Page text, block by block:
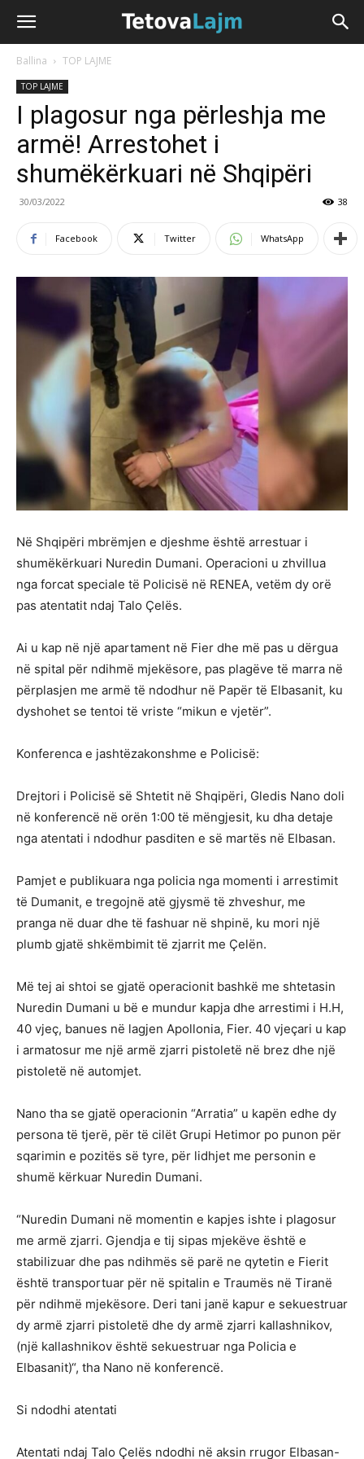
Ballina TOP LAJME
TOP LAJME
I plagosur nga përleshja me
armë! Arrestohet i
shumëkërkuari në Shqipëri
30/03/2022 38
Facebook Twitter WhatsApp
Në Shqipëri mbrëmjen e djeshme është arrestuar i
shumëkërkuari Nuredin Dumani. Operacioni u zhvillua
nga forcat speciale të Policisë në RENEA, vetëm dy orë
pas atentatit ndaj Talo Çelës.
Ai u kap në një apartament në Fier dhe më pas u dërgua
në spital për ndihmë mjekësore, pas plagëve të marra në
përplasjen me armë të ndodhur në Papër të Elbasanit, ku
dyshohet se tentoi të vriste “mikun e vjetër”.
Konferenca e jashtëzakonshme e Policisë:
Drejtori i Policisë së Shtetit në Shqipëri, Gledis Nano doli
në konferencë në orën 1:00 të mëngjesit, ku dha detaje
nga atentati i ndodhur pasditen e së martës në Elbasan.
Pamjet e publikuara nga policia nga momenti i arrestimit
të Dumanit, e tregojnë atë gjysmë të zhveshur, me
pranga në duar dhe të fashuar në shpinë, ku mori një
plumb gjatë shkëmbimit të zjarrit me Çelën.
Më tej ai shtoi se gjatë operacionit bashkë me shtetasin
Nuredin Dumani u bë e mundur kapja dhe arrestimi i H.H,
40 vjeç, banues në lagjen Apollonia, Fier. 40 vjeçari u kap
i armatosur me një armë zjarri pistoletë në brez dhe një
pistoletë në automjet.
Nano tha se gjatë operacionin “Arratia” u kapën edhe dy
persona të tjerë, për të cilët Grupi Hetimor po punon për
sqarimin e pozitës së tyre, për lidhjet me personin e
shumë kërkuar Nuredin Dumani.
“Nuredin Dumani në momentin e kapjes ishte i plagosur
me armë zjarri. Gjendja e tij sipas mjekëve është e
stabilizuar dhe pas ndihmës së parë ne qytetin e Fierit
është transportuar për në spitalin e Traumës në Tiranë
për ndihmë mjekësore. Deri tani janë kapur e sekuestruar
dy armë zjarri pistoletë dhe dy armë zjarri kallashnikov,
(një kallashnikov është sekuestruar nga Policia e
Elbasanit)“, tha Nano në konferencë.
Si ndodhi atentati
Atentati ndaj Talo Çelës ndodhi në aksin rrugor Elbasan-